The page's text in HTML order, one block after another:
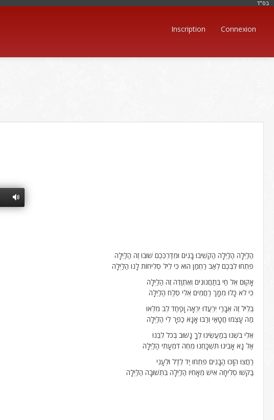
בּס"ד
Inscription Connexion
הַלַּיְלָה הַלַּיְלָה הַקְשִׁיבוּ בָּנִים וּמִדַּרְכְּכֶם שׁוּבוּ זֶה הַלַּיְלָה
פִּתְחוּ לִבְּכֶם לְאַב רַחְמַן הוּא כִּי לֵיל סְלִיחוֹת לָנוּ הַלַּיְלָה
אָקוּם אֵל חַי בְּתַחֲנוּנִים וְאֶתְוַדֶּה זֶה הַלַּיְלָה
כִּי לֹא כָּלוּ מִמָּךְ רַחֲמִים אֵלִי סְלַח הַלַּיְלָה
בְּלֵיל זֶה אֵבָרַי יִרְעֲדוּ יִרְאָה וָפַחַד לֵב מִלְּאוּ
מַה עָצְמוּ חֲטָאַי וְרַבּוּ אָנָּא כַּפָּר לִי הַלַּיְלָה
אֵלִי בֹּשְׁנוּ בְּמַעֲשֵׂינוּ לְךָ נָשׁוּב בְּכֹל לִבֵּנוּ
אַל נָא אָבִינוּ תִּשְׁכָּחֵנוּ מְחֵה דִּמְעָתִי הַלַּיְלָה
רַחֲצוּ הִזָּכּוּ הַבָּנִים פִּתְחוּ יַד לְדַל וּלְעָנִי
בַּקְּשׁוּ סְלִיחָה אִישׁ מֵאָחִיו הַלַּיְלָה בִּתְשׁוּבָה הַלַּיְלָה